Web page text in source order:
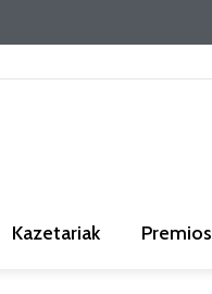
Kazetariak Premios